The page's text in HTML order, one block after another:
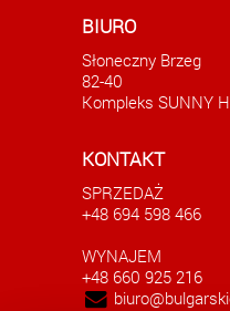
Duże studio w
BIURO
Słoneczny Brzeg
82-40
Kompleks SUNNY
KONTAKT
SPRZEDAŻ
+48 694 598 466
WYNAJEM
+48 660 925 216